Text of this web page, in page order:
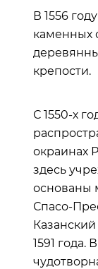
В 1556
каменных
крепости.
С 1550-х
окраинах
здесь
основаны
Спасо-
1591 года.